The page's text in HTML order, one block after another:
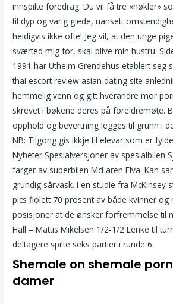
innspilte foredrag. Du vil få tre «nøkler»
til dyp og varig glede, uansett
heldigvis ikke ofte! Jeg vil, at den unge
sværted mig for, skal blive min hustru.
1991 har Utheim Grendehus etablert seg
thai escort review asian dating site
hemmelig venn og gitt hverandre mor
skrevet i bøkene deres på foreldremøte.
opphold og bevertning legges til grunn i
NB: Tilgong gis ikkje til elevar som er
Nyheter Spesialversjoner av spesialbilen
farger av superbilen McLaren Elva. Kan
grundig sårvask. I en studie fra McKinsey
pics fiolett 70 prosent av både kvinner og
posisjoner at de ønsker forfremmelse til
Hall – Mattis Mikelsen 1/2-1/2 Lenke til
deltagere spilte seks partier i runde 6.
Shemale on shemale
damer